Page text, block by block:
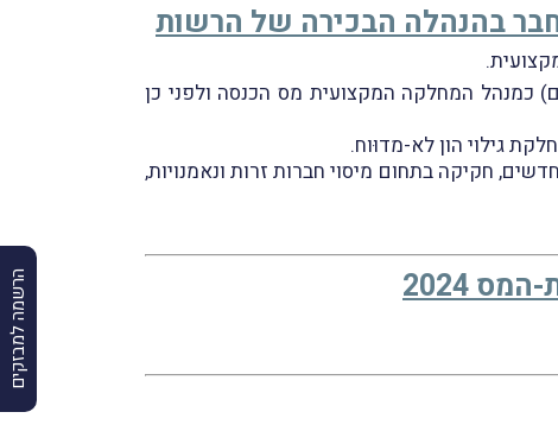
הרשמה למבזקים
בהנהלה הבכירה של הרשות
כמנהל המחלקה המקצועית מס הכנסה ולפני כן
גילוי הון לא-מדוּוח.
חקיקה בתחום מיסוי חברות זרות ונאמנויות,
2024